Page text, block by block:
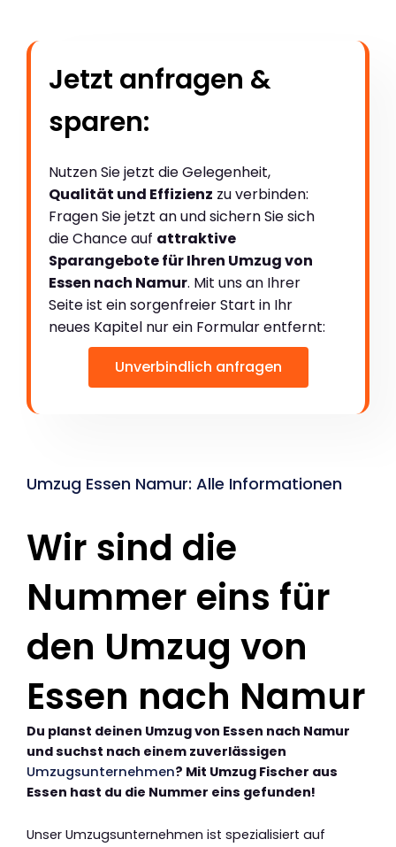
Jetzt anfragen &
sparen:
Nutzen Sie jetzt die Gelegenheit,
Qualität und Effizienz zu verbinden:
Fragen Sie jetzt an und sichern Sie sich
die Chance auf attraktive
Sparangebote für Ihren Umzug von
Essen nach Namur. Mit uns an Ihrer
Seite ist ein sorgenfreier Start in Ihr
neues Kapitel nur ein Formular entfernt:
Unverbindlich anfragen
Umzug Essen Namur: Alle Informationen
Wir sind die
Nummer eins für
den Umzug von
Essen nach Namur
Du planst deinen Umzug von Essen nach Namur
und suchst nach einem zuverlässigen
Umzugsunternehmen? Mit Umzug Fischer aus
Essen hast du die Nummer eins gefunden!
Unser Umzugsunternehmen ist spezialisiert auf